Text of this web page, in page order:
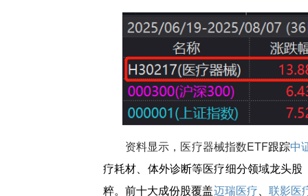
资料显示，医疗器械指数ETF跟踪中
疗耗材、体外诊断等医疗细分领域龙头
粹。前十大成份股覆盖迈瑞医疗
联影医